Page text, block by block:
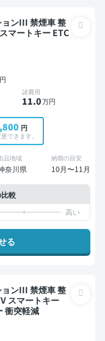
煙車 整
マートキー ETC
諸費用
11.0万円
円
できます。
品地域
奈川県
納期の目安
10月〜11月
較
る
煙車 整
スマートキー
衝突軽減